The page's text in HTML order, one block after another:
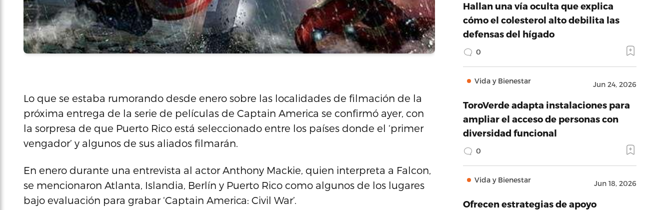
Lo que se estaba rumorando desde enero sobre las localidades de filmación de la
próxima entrega de la serie de películas de Captain America se confirmó ayer, con
la sorpresa de que Puerto Rico está seleccionado entre los países donde el ‘primer
vengador’ y algunos de sus aliados filmarán.
En enero durante una entrevista al actor Anthony Mackie, quien interpreta a Falcon,
se mencionaron Atlanta, Islandia, Berlín y Puerto Rico como algunos de los lugares
bajo evaluación para grabar ‘Captain America: Civil War’.
Hallan una vía oculta que explica
cómo el colesterol alto debilita las
defensas del hígado
0
Vida y Bienestar Jun 24, 2026
ToroVerde adapta instalaciones para
ampliar el acceso de personas con
diversidad funcional
0
Vida y Bienestar Jun 18, 2026
Ofrecen estrategias de apoyo